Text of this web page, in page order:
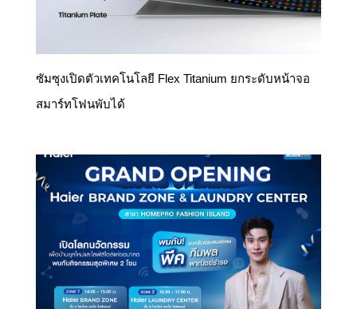
ซัมซุงเปิดตัวเทคโนโลยี Flex Titanium ยกระดับหน้าจอ
สมาร์ทโฟนพับได้